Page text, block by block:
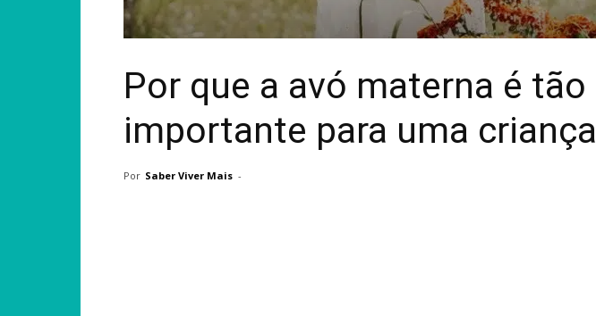
Por que a avó materna é tão
importante para uma criança
Por Saber Viver Mais -